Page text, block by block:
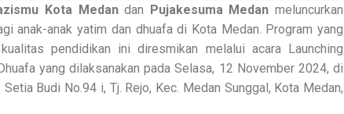
Kota Medandan Pujakesuma Medan meluncurkan
anak-anak yatim dan dhuafa di Kota Medan. Program yang
pendidikan ini diresmikan melalui acara Launching
yang dilaksanakan pada Selasa, 12 November 2024, di
Budi No.94 i, Tj. Rejo, Kec. Medan Sunggal, Kota Medan,